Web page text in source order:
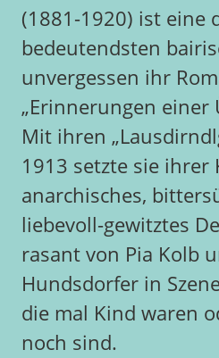
(1881-1920) ist eine
bedeutendsten
unvergessen ihr
„Erinnerungen einer
Mit ihren
1913 setzte sie ihrer
anarchisches,
liebevoll-gewitztes
rasant von Pia Kolb
Hundsdorfer in
die mal Kind waren
noch sind.